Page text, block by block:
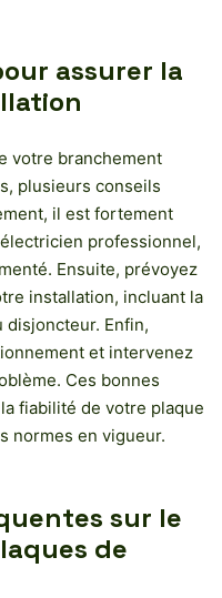
assurer la
votre branchement
plusieurs conseils
il est fortement
professionnel,
Ensuite, prévoyez
installation, incluant la
Enfin,
et intervenez
Ces bonnes
fiabilité de votre plaque
normes en vigueur.
sur le
de